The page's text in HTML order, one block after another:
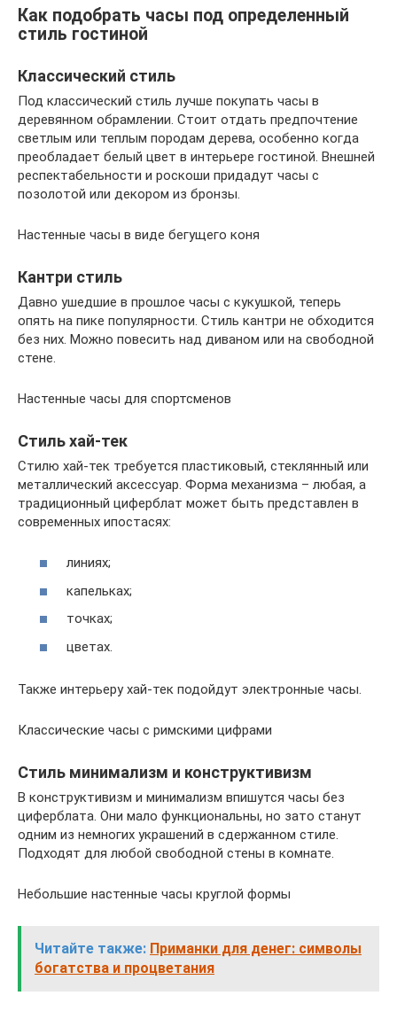
Как подобрать часы под определенный
стиль гостиной
Классический стиль
Под классический стиль лучше покупать часы в
деревянном обрамлении. Стоит отдать предпочтение
светлым или теплым породам дерева, особенно когда
преобладает белый цвет в интерьере гостиной. Внешней
респектабельности и роскоши придадут часы с
позолотой или декором из бронзы.
Настенные часы в виде бегущего коня
Кантри стиль
Давно ушедшие в прошлое часы с кукушкой, теперь
опять на пике популярности. Стиль кантри не обходится
без них. Можно повесить над диваном или на свободной
стене.
Настенные часы для спортсменов
Стиль хай-тек
Стилю хай-тек требуется пластиковый, стеклянный или
металлический аксессуар. Форма механизма – любая, а
традиционный циферблат может быть представлен в
современных ипостасях:
линиях;
капельках;
точках;
цветах.
Также интерьеру хай-тек подойдут электронные часы.
Классические часы с римскими цифрами
Стиль минимализм и конструктивизм
В конструктивизм и минимализм впишутся часы без
циферблата. Они мало функциональны, но зато станут
одним из немногих украшений в сдержанном стиле.
Подходят для любой свободной стены в комнате.
Небольшие настенные часы круглой формы
Читайте также: Приманки для денег: символы
богатства и процветания